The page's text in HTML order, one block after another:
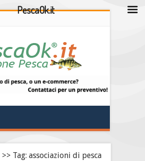
>> Tag: associazioni di pesca
PescaOk.it